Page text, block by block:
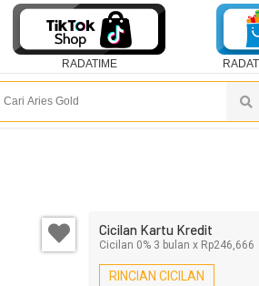
RADATIME
Cicilan Kartu Kredit
Cicilan 0% 3 bulan x Rp246,666
RINCIAN CICILAN